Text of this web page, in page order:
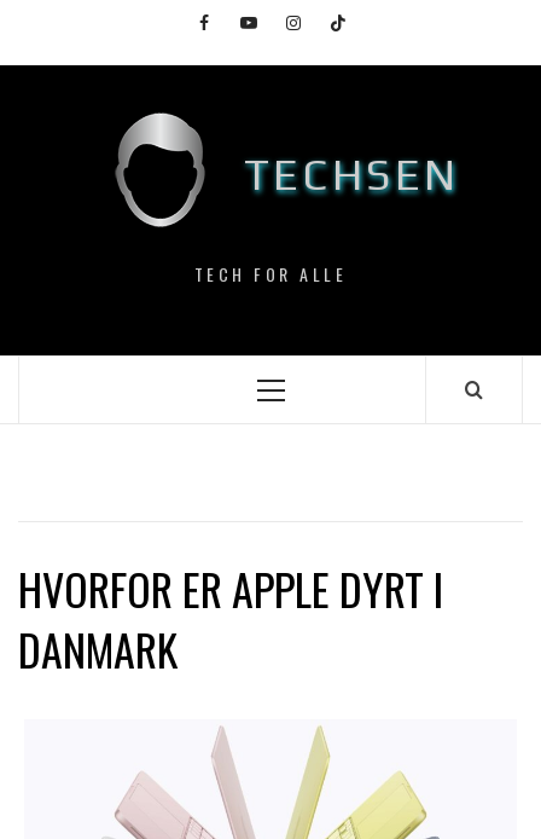
content
FacebookYouTubeInstagramTikTok
TECHSEN
TECH FOR ALLE
Primary
HVORFOR ER APPLE DYRT I
DANMARK